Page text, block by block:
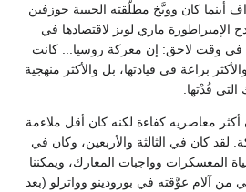
أينما كان ووبَّخ مطلّقته الحبيبة جوزفين
الإمبراطورة ماري لويز لاقتصادها في
في وقت لاحق: إن معركة روسيا... كانت
براعة في قيادتها، بل والأكثر منهجية
قُدْتها.
أكثر معاصريه كفاءة لكنه كان أقل ملاءمة
لقد كان في الثالثة والأربعين، وكان في
المعسكرات وواجبات المعارك، ويمكننا
من آلام عوَّقته في بورودينو وواترلو (بعد